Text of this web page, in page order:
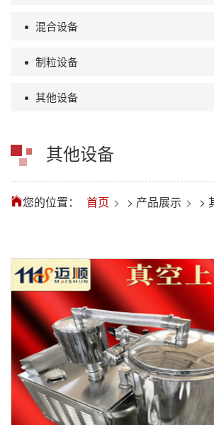
混合设备
制粒设备
其他设备
其他设备
您的位置： 首页 > 产品展示 >